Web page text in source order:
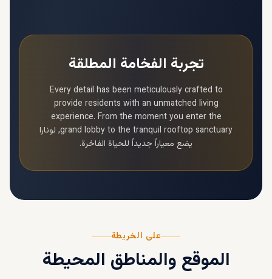
تجربة الفخامة المطلقة
Every detail has been meticulously crafted to
provide residents with an unmatched living
experience. From the moment you enter the
grand lobby to the tranquil rooftop sanctuary, لونارا
يضع معياراً جديداً للحياة الفاخرة.
على الخريطة
الموقع والمناطق المحيطة